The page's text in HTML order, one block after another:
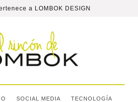
a LOMBOK DESIGN
SOCIAL MEDIA TECNOLOGÍA